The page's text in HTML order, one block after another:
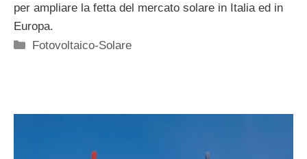
per ampliare la fetta del mercato solare in Italia ed in
Europa.
Categorie
Fotovoltaico-Solare